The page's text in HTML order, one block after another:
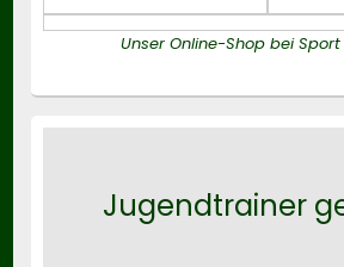
Unser Online-Shop bei
Jugendtrainer